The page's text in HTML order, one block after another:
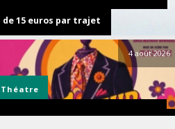
de 15 euros par trajet
4 août 2026
Théatre
Découvrez TAILLEUR POUR DAMES,